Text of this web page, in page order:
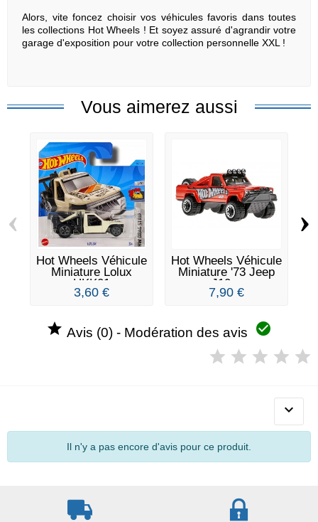
Alors, vite foncez choisir vos véhicules favoris dans toutes
les collections Hot Wheels ! Et soyez assuré d'agrandir votre
garage d'exposition pour votre collection personnelle XXL !
Vous aimerez aussi
Hot Wheels Véhicule
Miniature Lolux
HKK01
3,60 €
Hot Wheels Véhicule
Miniature '73 Jeep
J10...
7,90 €
‹ ›
 Avis (0) - Modération des avis 

Il n'y a pas encore d'avis pour ce produit.